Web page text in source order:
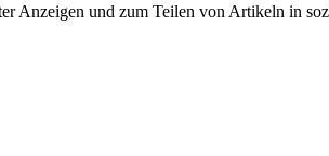
Anzeigen und zum Teilen von Artikeln in